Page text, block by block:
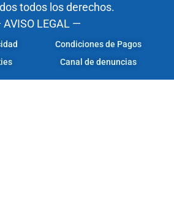
todos los derechos.
LEGAL —
Condiciones de Pagos
Canal de denuncias